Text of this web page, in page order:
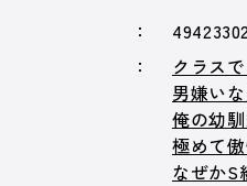
クラス
男嫌い
俺の幼
極めて
なぜかS